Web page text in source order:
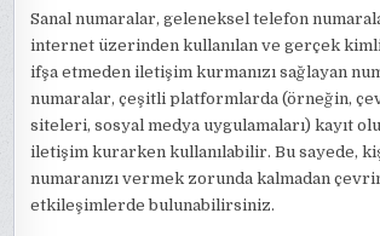
Sanal numaralar, geleneksel telefon
internet üzerinden kullanılan ve gerçek
ifşa etmeden iletişim kurmanızı sağlayan
numaralar, çeşitli platformlarda (örneğin,
siteleri, sosyal medya uygulamaları) kayıt
iletişim kurarken kullanılabilir. Bu sayede,
numaranızı vermek zorunda kalmadan
etkileşimlerde bulunabilirsiniz.